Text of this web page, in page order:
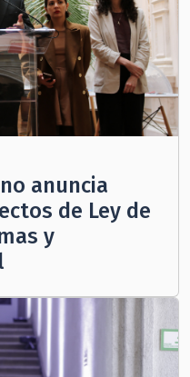
anuncia
de Ley de
y